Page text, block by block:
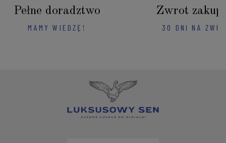
Pełne doradztwo
MAMY WIEDZĘ!
Zwrot
30 DNI NA